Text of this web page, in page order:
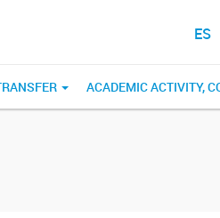
ES
ACADEMIC ACTIVITY,